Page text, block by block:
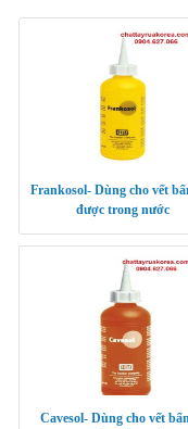
Frankosol- Dùng cho vết
được trong nước
Cavesol- Dùng cho vết